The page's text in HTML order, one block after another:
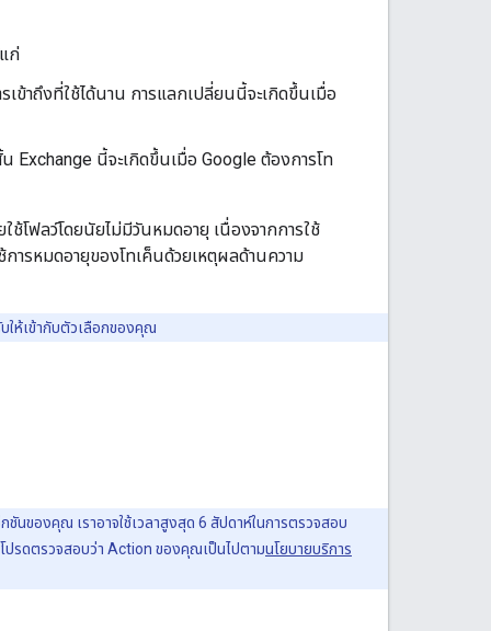
ก่
ข้าถึงที่ใช้ได้นาน การแลกเปลี่ยนนี้จะเกิดขึ้นเมื่อ
Exchange นี้จะเกิดขึ้นเมื่อ Google ต้องการโท
ช้โฟลว์โดยนัยไม่มีวันหมดอายุ เนื่องจากการใช้
รหมดอายุของโทเค็นด้วยเหตุผลด้านความ
ให้เข้ากับตัวเลือกของคุณ
นของคุณ เราอาจใช้เวลาสูงสุด 6 สัปดาห์ในการตรวจสอบ
ปรดตรวจสอบว่า Action ของคุณเป็นไปตามนโยบายบริการ